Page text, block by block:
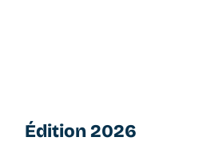
Édition 2026